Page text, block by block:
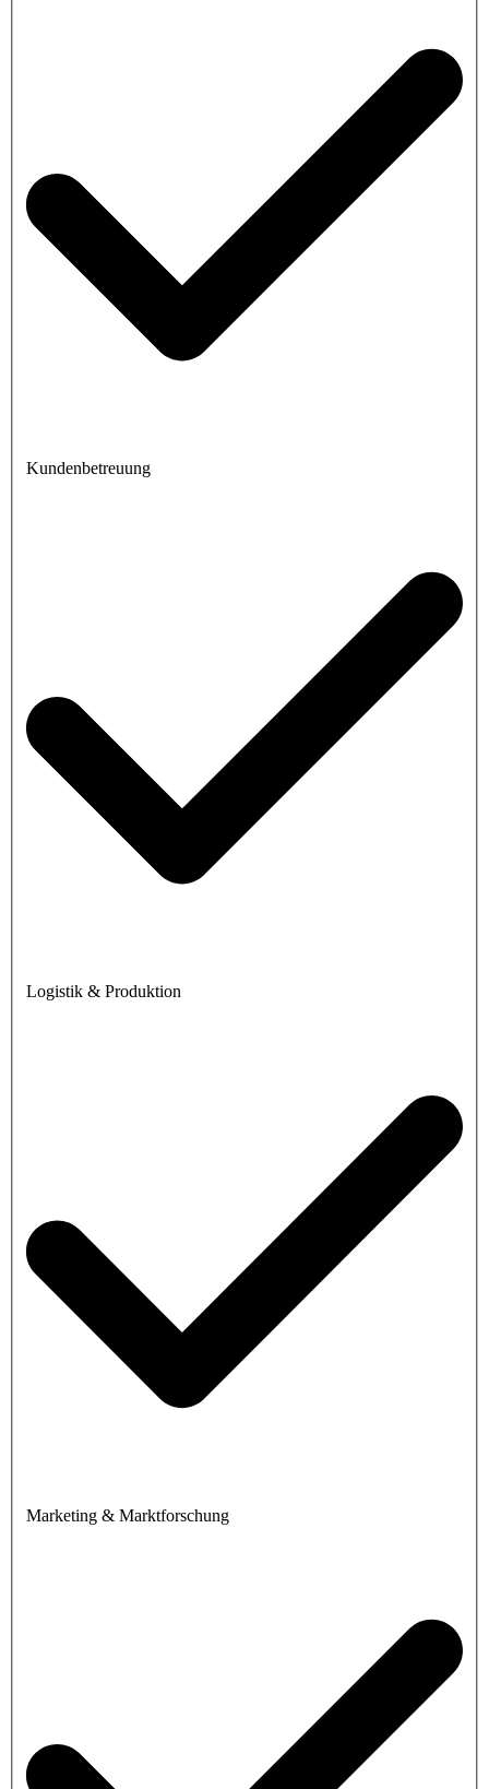
Kundenbetreuung
Logistik & Produktion
Marketing & Marktforschung